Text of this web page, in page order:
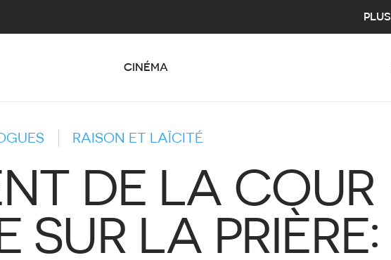
PLUS
CINÉMA
RAISON ET LAÏCITÉ
DE LA COUR
SUR LA PRIÈRE: